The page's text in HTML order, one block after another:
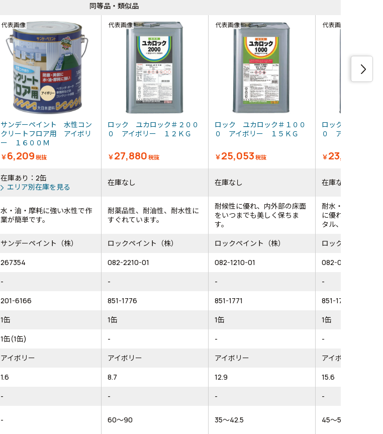
代表画像
サンデーペイント 水性コン
クリートフロア用 アイボリ
ー １６００Ｍ
￥6,209 税抜
代表画像
ロック ユカロック＃２００
０ アイボリー １２ＫＧ
￥27,880 税抜
代表画像
ロック ユカロック＃１００
０ アイボリー １５ＫＧ
￥25,053 税抜
代表画像
ロック ユカロッ
０ アイボリー
￥23,250
在庫あり：2缶
エリア別在庫を見る
在庫なし 在庫なし 在庫なし
水・油・摩耗に強い水性で作
業が簡単です。
耐薬品性、耐油性、耐水性に
すぐれています。
耐候性に優れ、内外部の床面
をいつまでも美しく保ちま
す。
耐水・耐アルカリ
に優れたコンクリ
タル、アスファル
サンデーペイント（株） ロックペイント（株） ロックペイント（株）
ロックペイント（
267354 082-2210-01 082-1210-01
082-0210-01
- - -
-
201-6166 851-1776 851-1771
851-1765
1缶 1缶 1缶
1缶
1缶(1缶) - -
-
アイボリー アイボリー アイボリー
アイボリー
1.6 8.7 12.9
15.6
- - - -
- 60～90 35～42.5 45～55
同等品・類似品